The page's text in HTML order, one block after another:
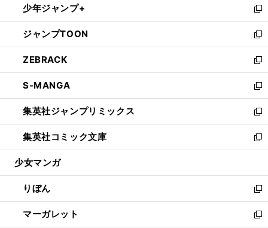
く
で
開
く
ド
ウ
で
開
く
ィ
ン
ド
ウ
で
開
く
い
ウ
ィ
ン
ド
ウ
で
開
く
少年ジャンプ+
新
し
い
ウ
ィ
ン
ド
ウ
で
開
く
ジャンプTOON
新
し
い
ウ
ィ
ン
ド
ウ
で
開
ZEBRACK
新
し
い
ウ
ィ
ン
ド
ウ
開
く
S-MANGA
新
し
い
ウ
ィ
ン
ウ
で
開
く
集英社ジャンプリミックス
新
し
い
ウ
ン
ド
ウ
で
集英社コミック文庫
新
し
ウ
ィ
ン
ド
少女マンガ
りぼん
新
し
い
マーガレット
新